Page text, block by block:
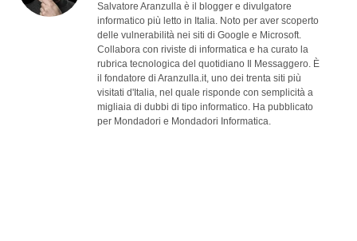
Salvatore Aranzulla è il blogger e divulgatore
informatico più letto in Italia. Noto per aver scoperto
delle vulnerabilità nei siti di Google e Microsoft.
Collabora con riviste di informatica e ha curato la
rubrica tecnologica del quotidiano Il Messaggero. È
il fondatore di Aranzulla.it, uno dei trenta siti più
visitati d'Italia, nel quale risponde con semplicità a
migliaia di dubbi di tipo informatico. Ha pubblicato
per Mondadori e Mondadori Informatica.